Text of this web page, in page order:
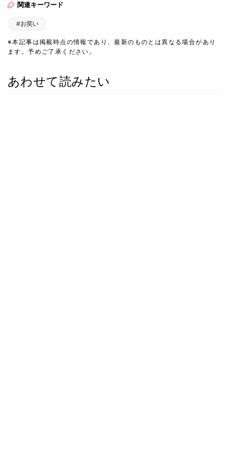
関連キーワード
#お笑い
※本記事は掲載時点の情報であり、最新のものとは異なる場合があり
ます。予めご了承ください。
あわせて読みたい